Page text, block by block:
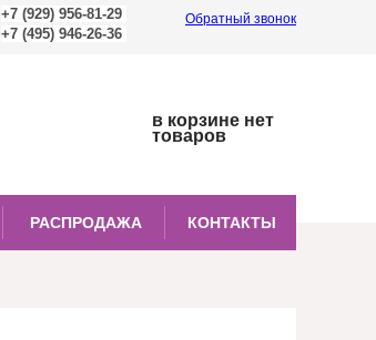
+7 (929) 956-81-29
+7 (495) 946-26-36
Обратный звонок
в корзине нет
товаров
РАСПРОДАЖА КОНТАКТЫ